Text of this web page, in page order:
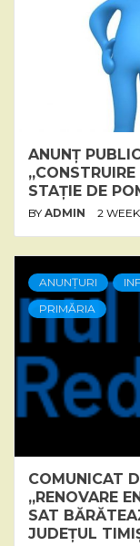
ANUNȚ
„CONSTRUIRE
STAȚIE DE
BY ADMIN 2
ANUNȚURI
PRIMĂRIA
COMUNICAT
„RENOVARE
SAT
JUDEȚUL